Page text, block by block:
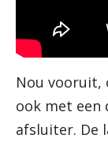
Nou vooruit,
ook met
afsluiter. De